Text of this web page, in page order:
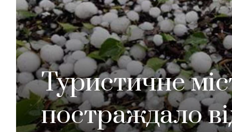
Туристичне
постраждало